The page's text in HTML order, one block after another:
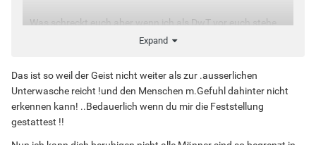
Was schreckt euch aber wenn ich als DwT vor euch stehe
und mit euch Sex haben möchte??
Jeder von uns hat doch seine Versute Seite und seine
Fantasien, doch wenn eine Dwt vor euch steht ist bei euch
schluss... WARUM NUR ??
Expand
Das ist so weil der Geist nicht weiter als zur .ausserlichen
Unterwasche reicht !und den Menschen m.Gefuhl dahinter nicht
erkennen kann! ..Bedauerlich wenn du mir die Feststellung
gestattest !!